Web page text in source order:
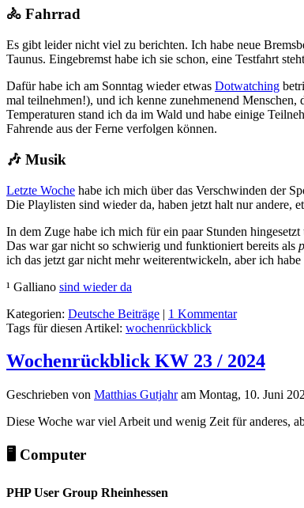
🚴 Fahrrad
Es gibt leider nicht viel zu berichten. Ich habe neue
Taunus. Eingebremst habe ich sie schon, eine Testfahrt
Dafür habe ich am Sonntag wieder etwas Dotwatching
mal teilnehmen!), und ich kenne zunehmenend
Temperaturen stand ich da im Wald und habe einige
Fahrende aus der Ferne verfolgen können.
🎶 Musik
Letzte Woche habe ich mich über das Verschwinden der
Die Playlisten sind wieder da, haben jetzt halt nur andere,
In dem Zuge habe ich mich für ein paar Stunden
Das war gar nicht so schwierig und funktioniert bereits als
ich das jetzt gar nicht mehr weiterentwickeln, aber ich
¹ Galliano sind wieder da
Kategorien: Deutsche Beiträge | 1 Kommentar
Tags für diesen Artikel: wochenrückblick
Wochenrückblick KW 23 / 2024
Geschrieben von Matthias Gutjahram Montag, 10. Juni
Diese Woche war viel Arbeit und wenig Zeit für anderes,
🖥️ Computer
PHP User Group Rheinhessen